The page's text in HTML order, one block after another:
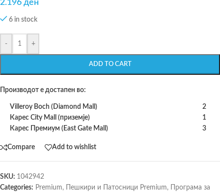
2.196 ден
6 in stock
- +
ADD TO CART
Производот е достапен во:
Villeroy Boch (Diamond Mall)
2
Карес City Mall (приземје)
1
Карес Премиум (East Gate Mall)
3
Compare Add to wishlist
SKU: 1042942
Categories: Premium, Пешкири и Патосници Premium,
Програма за